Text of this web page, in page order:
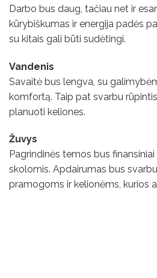
Darbo bus daug, tačiau net ir
kūrybiškumas ir energija padės
su kitais gali būti sudėtingi.
Vandenis
Savaitė bus lengva, su
komfortą. Taip pat svarbu rūpintis
planuoti keliones.
Žuvys
Pagrindinės temos bus
skolomis. Apdairumas bus
pramogoms ir kelionėms, kurios